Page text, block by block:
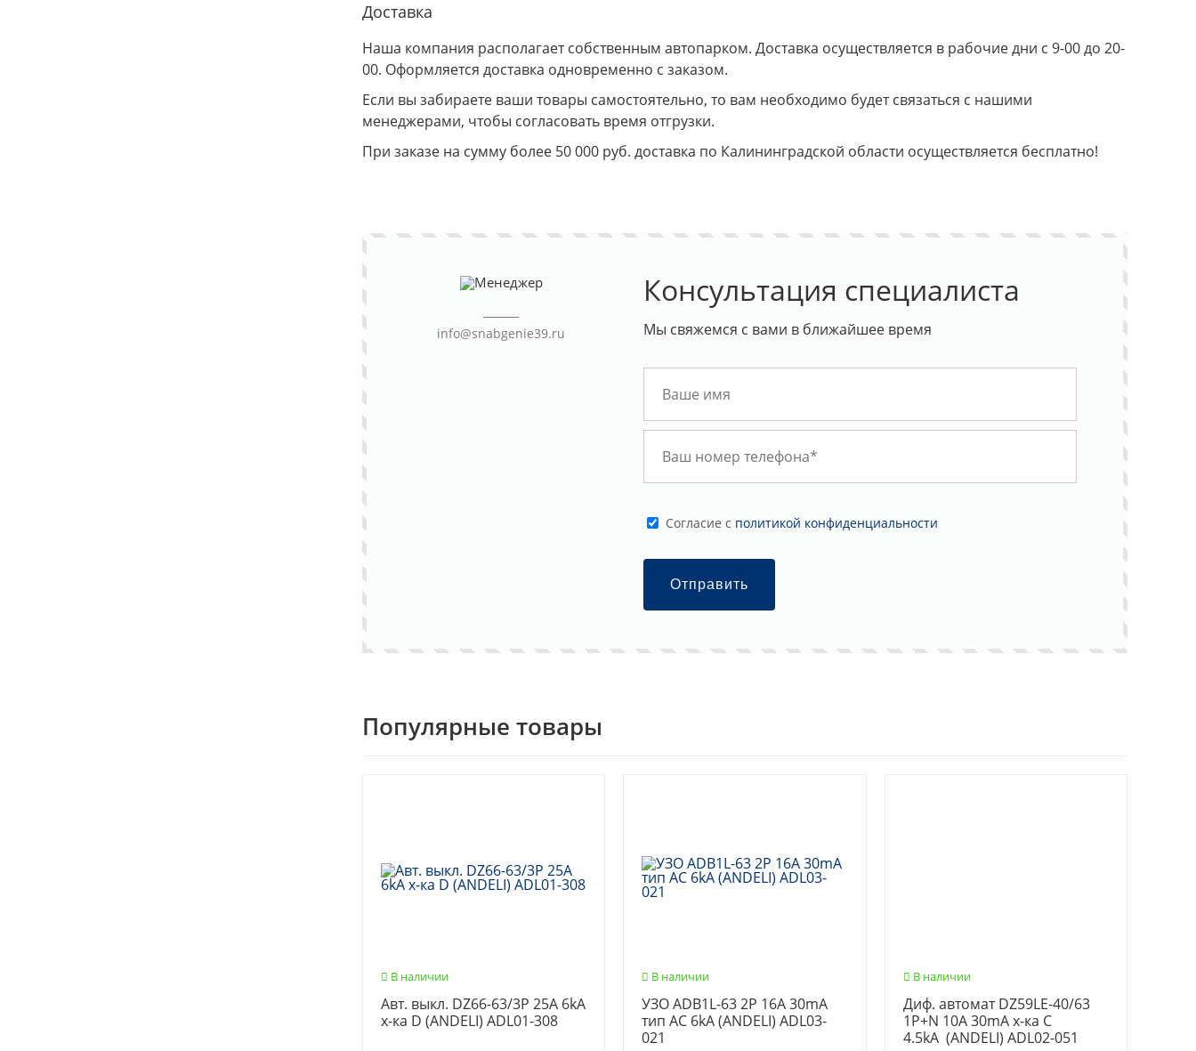
Доставка
Наша компания располагает собственным автопарком. Доставка осуществляется в рабочие дни с 9-00 до 20-
00. Оформляется доставка одновременно с заказом.
Если вы забираете ваши товары самостоятельно, то вам необходимо будет связаться с нашими
менеджерами, чтобы согласовать время отгрузки.
При заказе на сумму более 50 000 руб. доставка по Калининградской области осуществляется бесплатно!
info@snabgenie39.ru
Консультация специалиста
Мы свяжемся с вами в ближайшее время
Cогласие с политикой конфиденциальности
Отправить
Популярные товары
В наличии
Авт. выкл. DZ66-63/3P 25A 6kA
х-ка D (ANDELI) ADL01-308
В наличии
УЗО ADB1L-63 2P 16A 30mA
тип AC 6kA (ANDELI) ADL03-
021
В наличии
Диф. автомат DZ59LE-40/63
1P+N 10A 30mA х-ка С
4.5kA (ANDELI) ADL02-051